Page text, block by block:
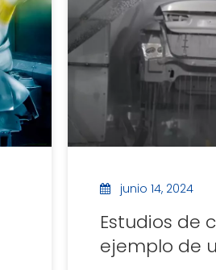
junio 14, 2024
Estudios de
ejemplo de